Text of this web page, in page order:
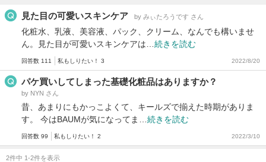
見た目の可愛いスキンケア by みぃたろうです さん
化粧水、乳液、美容液、パック、クリーム、なんでも構いませ
ん。見た目が可愛いスキンケアは… 続きを読む
回答数 111 私もしりたい！ 3 2022/8/20
パケ買いしてしまった基礎化粧品はありますか？
by NYN さん
昔、あまりにもかっこよくて、キールズで揃えた時期がありま
す。 今はBAUMが気になってま… 続きを読む
回答数 99 私もしりたい！ 2 2022/3/10
2件中 1-2件を表示